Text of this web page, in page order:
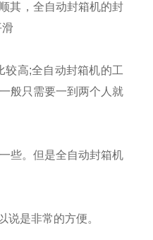
其，全自动封箱机的封
高;全自动封箱机的工
般只需要一到两个人就
些。但是全自动封箱机
是非常的方便。